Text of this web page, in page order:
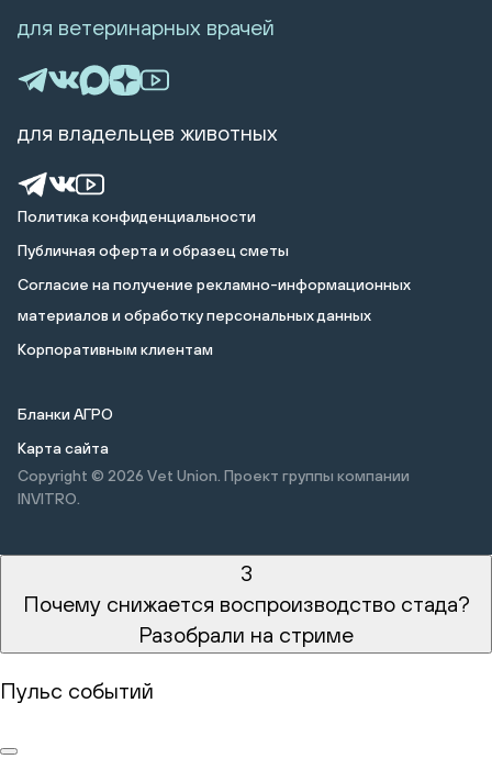
Политика конфиденциальности
Публичная оферта и образец сметы
Cогласие на получение рекламно-информационных
материалов и обработку персональных данных
Корпоративным клиентам
Бланки АГРО
Карта сайта
Copyright © 2026 Vet Union. Проект группы компании
INVITRO.
для ветеринарных врачей
для владельцев животных
3
Почему снижается воспроизводство стада?
Разобрали на стриме
Пульс событий